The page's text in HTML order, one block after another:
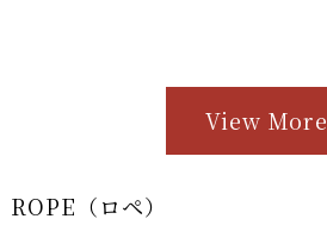
View More
ROPE（ロペ）